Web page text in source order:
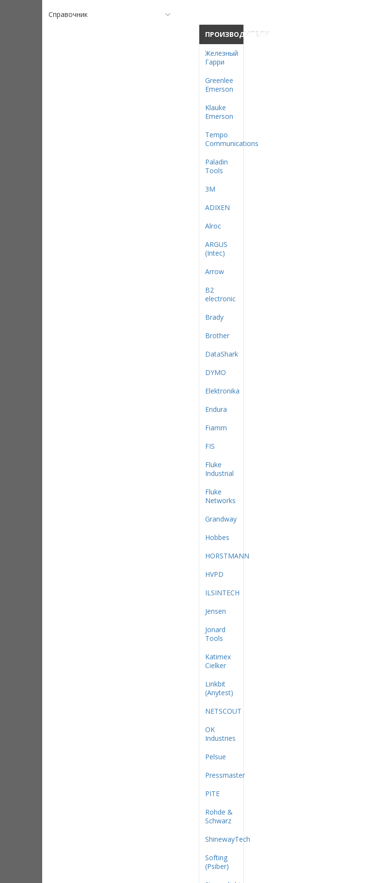
Справочник
ПРОИЗВОДИТЕЛИ
Железный
Гарри
Greenlee
Emerson
Klauke
Emerson
Tempo
Communications
Paladin
Tools
3М
ADIXEN
Alroc
ARGUS
(Intec)
Arrow
B2
electronic
Brady
Brother
DataShark
DYMO
Elektronika
Endura
Fiamm
FIS
Fluke
Industrial
Fluke
Networks
Grandway
Hobbes
HORSTMANN
HVPD
ILSINTECH
Jensen
Jonard
Tools
Katimex
Cielker
Linkbit
(Anytest)
NETSCOUT
OK
Industries
Pelsue
Pressmaster
PITE
Rohde &
Schwarz
ShinewayTech
Softing
(Psiber)